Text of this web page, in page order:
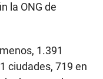
la ONG de
1.391
ciudades, 719 en